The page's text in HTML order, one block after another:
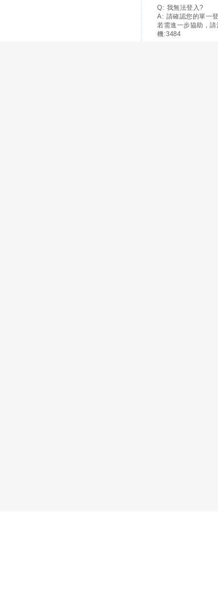
Q: 我無法登入?
A: 請確認您的單一
若需進一步協助，
機:3484